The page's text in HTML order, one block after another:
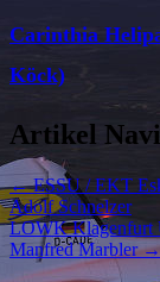
Carinthia
Köck)
Artikel
←ESSU / EKT
Adolf Schnelzer
LOWK Klagenfurt
Manfred Marbler→